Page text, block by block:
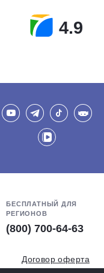
4.9
БЕСПЛАТНЫЙ ДЛЯ
РЕГИОНОВ
(800) 700-64-63
Договор оферта
СОУТ